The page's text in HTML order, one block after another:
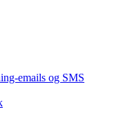
emails og SMS